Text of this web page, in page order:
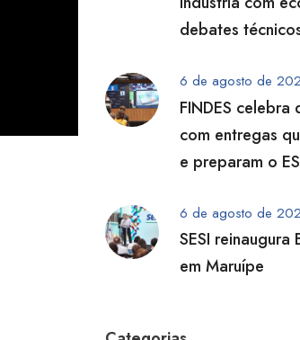
debates
6 de agosto de
FINDES
com entregas
e preparam o
6 de agosto de
SESI reinaugura
em Maruípe